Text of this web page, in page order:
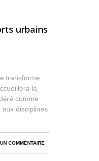
urbains
transforme
la
comme
aux disciplines
COMMENTAIRE